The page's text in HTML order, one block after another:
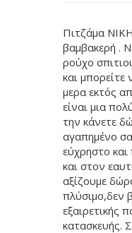
Πιτζάμα
βαμβακερή .
ρούχο
και μπορείτε
μερα εκτός
είναι μια
την κάνετε
αγαπημένο
εύχρηστο και
και στον
αξίζουμε
πλύσιμο,δεν
εξαιρετικής
κατασκευής.